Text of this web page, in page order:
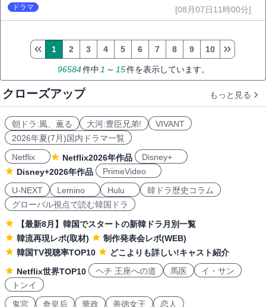
ドラマ [08月07日11時00分]
96584件中1 ～ 15件を表示しています。
1 2 3 4 5 6 7 8 9 10
クローズアップ もっと見る
朝ドラ:風、薫る 大河:豊臣兄弟!
VIVANT
2026年夏(7月)国内ドラマ一覧
Netflix
Netflix2026年作品
Disney+
Disney+2026年作品
PrimeVideo
U-NEXT
Lemino Hulu
韓ドラ歴史コラム
グローバル視点で読む韓国ドラ
【最新8月】韓国でスタートの新韓ドラ月別一覧
韓流再現レポ(取材)
制作発表会レポ(WEB)
韓国TV視聴率TOP10
どこよりも詳しい!キャスト紹介
Netflix世界TOP10
ヘチ 王座への道 馬医
イ・サン
トンイ
鬼宮
奇皇后 華政 善徳女王 恋人